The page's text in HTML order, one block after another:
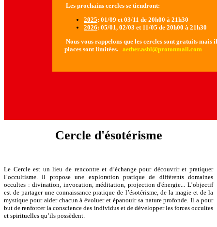
Les prochains cercles se tiendront:
2025: 01/09 et 03/11 de 20h00 à 21h30
2026: 05/01, 02/03 et 11/05 de 20h00 à 21h30
Nous vous rappelons que les cercles sont gratuits
places sont limitées. aether.asbl@protonmail.com
Cercle d'ésotérisme
Le Cercle est un lieu de rencontre et d’échange pour découvrir et pratiquer
l’occultisme. Il propose une exploration pratique de différents domaines
occultes : divination, invocation, méditation, projection d'énergie... L’objectif
est de partager une connaissance pratique de l’ésotérisme, de la magie et de la
mystique pour aider chacun à évoluer et épanouir sa nature profonde. Il a pour
but de renforcer la conscience des individus et de développer les forces occultes
et spirituelles qu’ils possèdent.